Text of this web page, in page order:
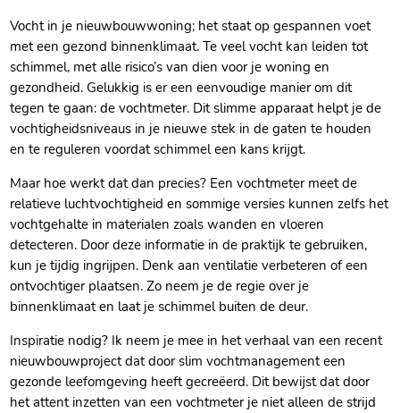
Vocht in je nieuwbouwwoning; het staat op gespannen voet
met een gezond binnenklimaat.​ Te veel vocht kan leiden tot
schimmel, met alle risico’s van dien voor je woning en
gezondheid.​ Gelukkig is er een eenvoudige manier om dit
tegen te gaan: de vochtmeter.​ Dit slimme apparaat helpt je de
vochtigheidsniveaus in je nieuwe stek in de gaten te houden
en te reguleren voordat schimmel een kans krijgt.​
Maar hoe werkt dat dan precies? Een vochtmeter meet de
relatieve luchtvochtigheid en sommige versies kunnen zelfs het
vochtgehalte in materialen zoals wanden en vloeren
detecteren.​ Door deze informatie in de praktijk te gebruiken,
kun je tijdig ingrijpen.​ Denk aan ventilatie verbeteren of een
ontvochtiger plaatsen.​ Zo neem je de regie over je
binnenklimaat en laat je schimmel buiten de deur.​
Inspiratie nodig? Ik neem je mee in het verhaal van een recent
nieuwbouwproject dat door slim vochtmanagement een
gezonde leefomgeving heeft gecreëerd.​ Dit bewijst dat door
het attent inzetten van een vochtmeter je niet alleen de strijd